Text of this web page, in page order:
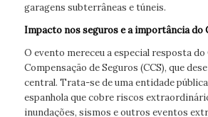
garagens subterrâneas e túneis.
Impacto nos seguros e a importância do
O evento mereceu a especial resposta
Compensação de Seguros (CCS), que
central. Trata-se de uma entidade
espanhola que cobre riscos
inundações, sismos e outros eventos